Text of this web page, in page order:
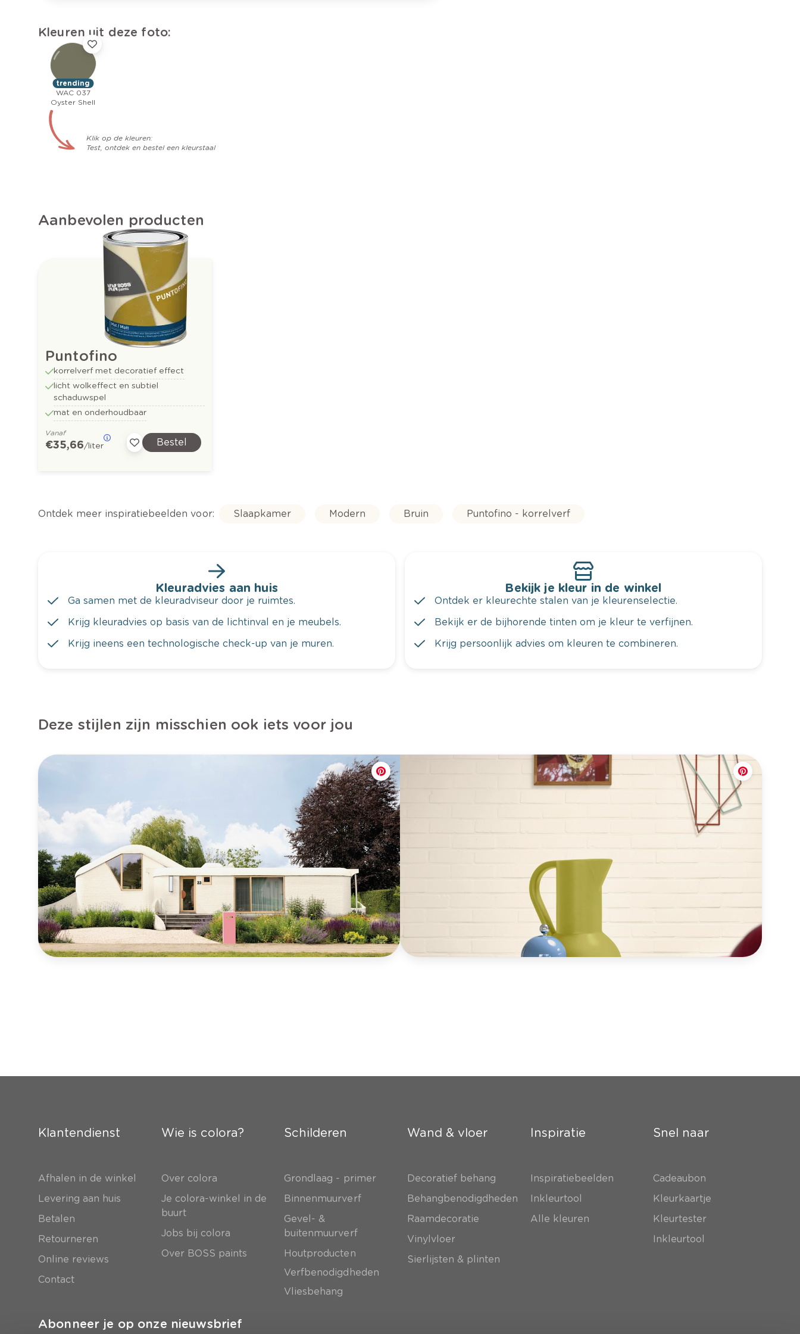
Kleuren uit deze foto:
trending
WAC 037
Oyster Shell
Klik op de kleuren:
Test, ontdek en bestel een kleurstaal
Aanbevolen producten
Puntofino
korrelverf met decoratief effect
licht wolkeffect en subtiel
schaduwspel
mat en onderhoudbaar
Vanaf
€ 35,66/liter Bestel
Ontdek meer inspiratiebeelden voor: Slaapkamer Modern Bruin Puntofino - korrelverf
Kleuradvies aan huis
Ga samen met de kleuradviseur door je ruimtes.
Krijg kleuradvies op basis van de lichtinval en je meubels.
Krijg ineens een technologische check-up van je muren.
Bekijk je kleur in de winkel
Ontdek er kleurechte stalen van je kleurenselectie.
Bekijk er de bijhorende tinten om je kleur te verfijnen.
Krijg persoonlijk advies om kleuren te combineren.
Deze stijlen zijn misschien ook iets voor jou
Klantendienst
Afhalen in de winkel
Levering aan huis
Betalen
Retourneren
Online reviews
Contact
Wie is colora?
Over colora
Je colora-winkel in de
buurt
Jobs bij colora
Over BOSS paints
Schilderen
Grondlaag - primer
Binnenmuurverf
Gevel- &
buitenmuurverf
Houtproducten
Verfbenodigdheden
Vliesbehang
Wand & vloer
Decoratief behang
Behangbenodigdheden
Raamdecoratie
Vinylvloer
Sierlijsten & plinten
Inspiratie
Inspiratiebeelden
Inkleurtool
Alle kleuren
Snel naar
Cadeaubon
Kleurkaartje
Kleurtester
Inkleurtool
Abonneer je op onze nieuwsbrief